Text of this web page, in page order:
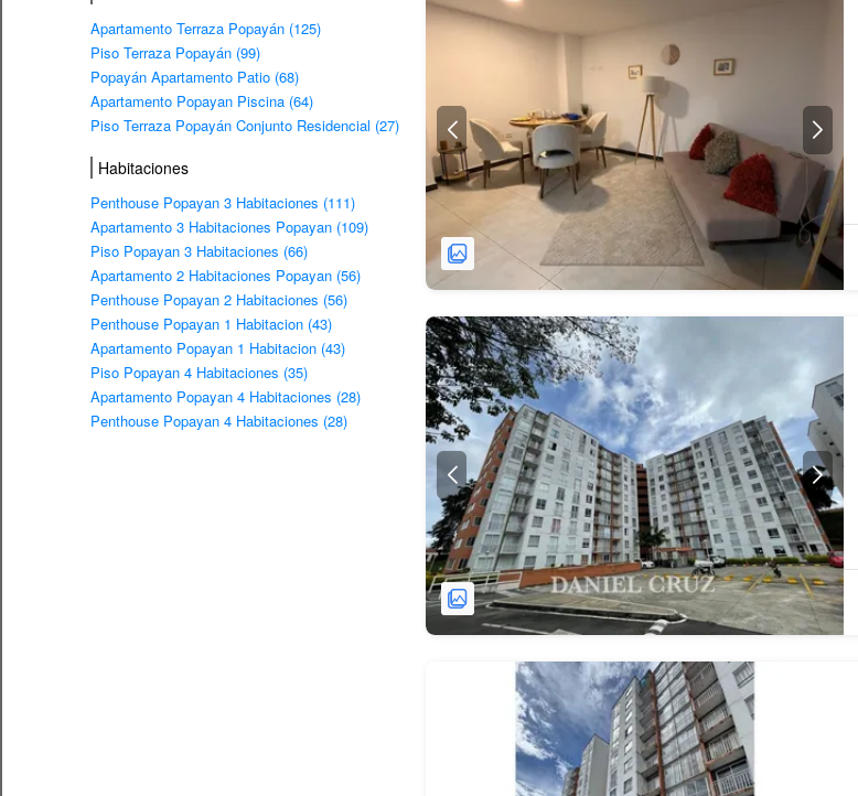
Apartamento Terraza Popayán (125)
Piso Terraza Popayán (99)
Popayán Apartamento Patio (68)
Apartamento Popayan Piscina (64)
Piso Terraza Popayán Conjunto Residencial (27)
Habitaciones
Penthouse Popayan 3 Habitaciones (111)
Apartamento 3 Habitaciones Popayan (109)
Piso Popayan 3 Habitaciones (66)
Apartamento 2 Habitaciones Popayan (56)
Penthouse Popayan 2 Habitaciones (56)
Penthouse Popayan 1 Habitacion (43)
Apartamento Popayan 1 Habitacion (43)
Piso Popayan 4 Habitaciones (35)
Apartamento Popayan 4 Habitaciones (28)
Penthouse Popayan 4 Habitaciones (28)